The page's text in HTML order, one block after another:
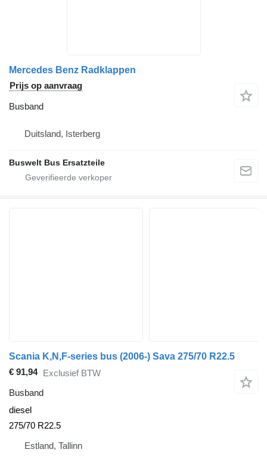
Mercedes Benz Radklappen
Prijs op aanvraag
Busband
Duitsland, Isterberg
Buswelt Bus Ersatzteile
Scania K,N,F-series bus (2006-) Sava 275/70 R22.5
€ 91,94 Exclusief BTW
Busband
diesel
275/70 R22.5
Estland, Tallinn